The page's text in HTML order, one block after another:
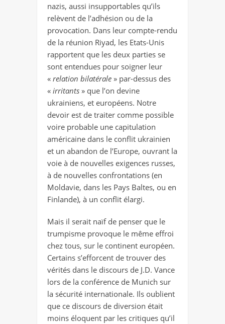
nazis, aussi insupportables qu’ils
relèvent de l’adhésion ou de la
provocation. Dans leur compte-rendu
de la réunion Riyad, les Etats-Unis
rapportent que les deux parties se
sont entendues pour soigner leur
« relation bilatérale » par-dessus des
« irritants » que l’on devine
ukrainiens, et européens. Notre
devoir est de traiter comme possible
voire probable une capitulation
américaine dans le conflit ukrainien
et un abandon de l’Europe, ouvrant la
voie à de nouvelles exigences russes,
à de nouvelles confrontations (en
Moldavie, dans les Pays Baltes, ou en
Finlande), à un conflit élargi.
Mais il serait naïf de penser que le
trumpisme provoque le même effroi
chez tous, sur le continent européen.
Certains s’efforcent de trouver des
vérités dans le discours de J.D. Vance
lors de la conférence de Munich sur
la sécurité internationale. Ils oublient
que ce discours de diversion était
moins éloquent par les critiques qu’il